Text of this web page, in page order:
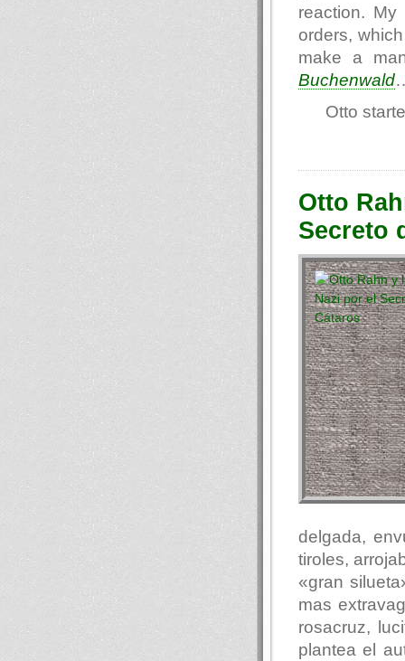
reaction.
orders,
make a
Buchenwald
Otto
Otto
Secreto
delgada,
tiroles,
«gran
mas
rosacruz,
plantea el